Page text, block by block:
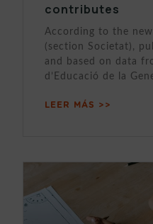
contributes
According to the
(section Societat),
and based on data
d’Educació de la
LEER MÁS >>